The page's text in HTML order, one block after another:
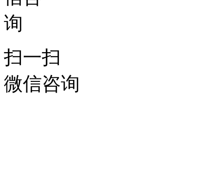
扫一扫
微信咨询